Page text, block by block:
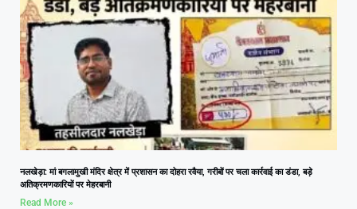
नलखेड़ा: मां बगलामुखी मंदिर क्षेत्र में प्रशासन का दोहरा रवैया, गरीबों पर चला कार्रवाई का डंडा, बड़े
अतिक्रमणकारियों पर मेहरबानी
Read More »